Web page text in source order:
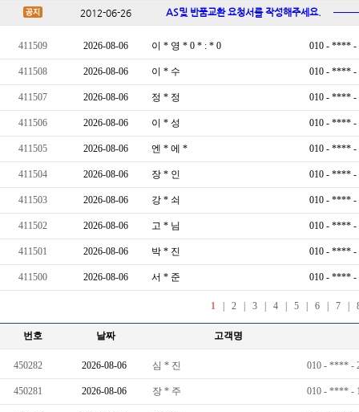
2012-06-26 AS및 반품교환 요청서를 작성해주세요.
번호 날짜 고객명